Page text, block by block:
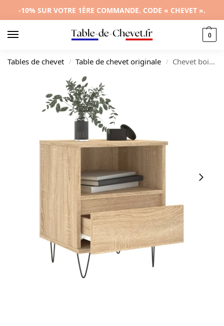
-10% SUR VOTRE 1ÈRE COMMANDE. CODE « CHEVET ».
0
Tables de chevet / Table de chevet originale / Chevet bois gris design original étagère, 40x35x50cm